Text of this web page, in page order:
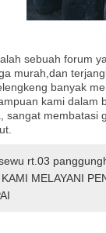
sebuah forum
murah,dan
banyak
kami dalam
sangat membatasi
rt.03
MELAYANI